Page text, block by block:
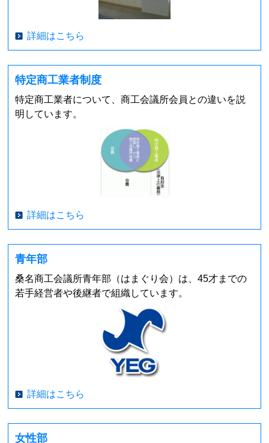
詳細はこちら
特定商工業者制度
特定商工業者について、商工会議所会員との違いを説
明しています。
詳細はこちら
青年部
桑名商工会議所青年部（はまぐり会）は、45才までの
若手経営者や後継者で組織しています。
詳細はこちら
女性部